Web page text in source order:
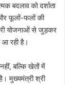
बदलाव को दर्शाता
फूलों-फलों की
योजनाओं से जुड़कर
आ रही है।
बल्कि खेतों में
मुख्यमंत्री श्री